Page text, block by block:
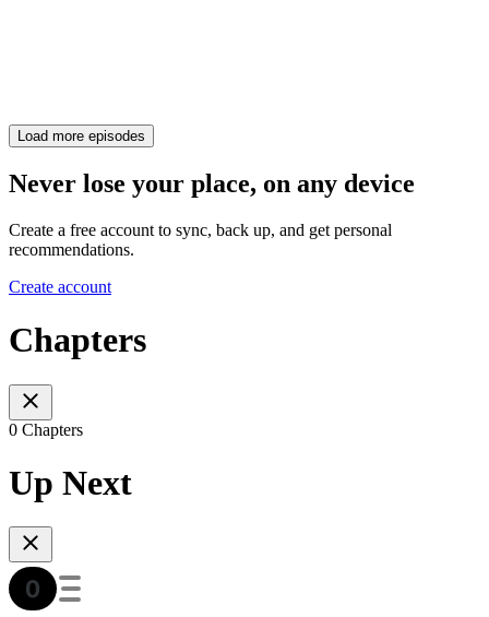
Load more episodes
Never lose your place, on any device
Create a free account to sync, back up, and get personal
recommendations.
Create account
Chapters
0 Chapters
Up Next